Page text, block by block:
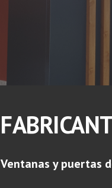
Ventanas y puertas